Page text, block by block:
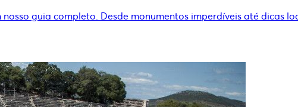
guia completo. Desde monumentos imperdíveis até dicas